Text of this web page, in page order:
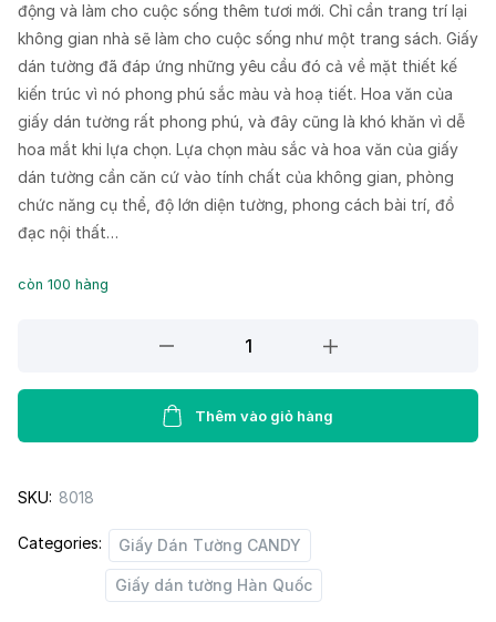
động và làm cho cuộc sống thêm tươi mới. Chỉ cần trang trí lại
không gian nhà sẽ làm cho cuộc sống như một trang sách. Giấy
dán tường đã đáp ứng những yêu cầu đó cả về mặt thiết kế
kiến trúc vì nó phong phú sắc màu và hoạ tiết. Hoa văn của
giấy dán tường rất phong phú, và đây cũng là khó khăn vì dễ
hoa mắt khi lựa chọn. Lựa chọn màu sắc và hoa văn của giấy
dán tường cần căn cứ vào tính chất của không gian, phòng
chức năng cụ thể, độ lớn diện tường, phong cách bài trí, đồ
đạc nội thất…
còn 100 hàng
tường
2017-
quantity
Thêm vào giỏ hàng
SKU: 8018
Categories: Giấy Dán Tường CANDY
Giấy dán tường Hàn Quốc